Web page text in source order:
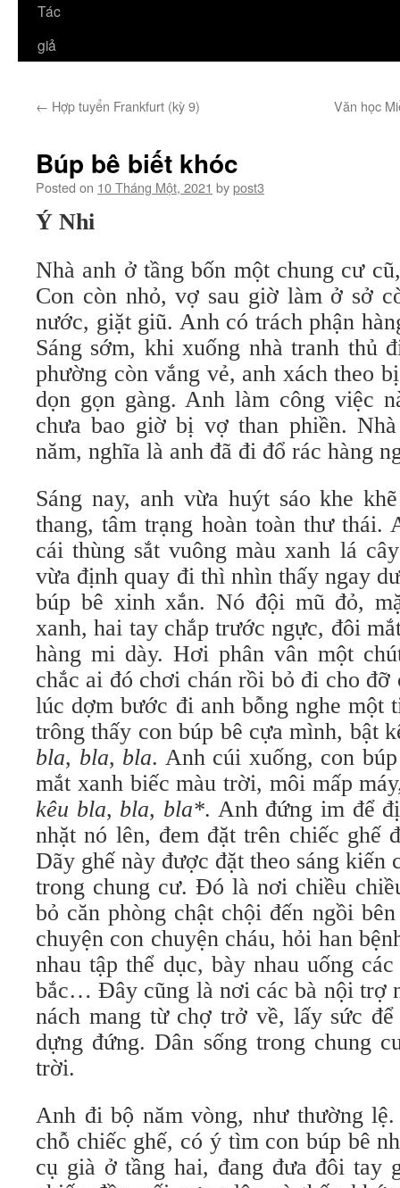
Tác
giả
← Hợp tuyển Frankfurt (kỳ 9) Văn học
Búp bê biết khóc
Posted on 10 Tháng Một, 2021 bypost3
Ý Nhi
Nhà anh ở tầng bốn một chung cư
Con còn nhỏ, vợ sau giờ làm ở sở
nước, giặt giũ. Anh có trách phận
Sáng sớm, khi xuống nhà tranh thủ
phường còn vắng vẻ, anh xách theo
dọn gọn gàng. Anh làm công việc
chưa bao giờ bị vợ than phiền.
năm, nghĩa là anh đã đi đổ rác hàng
Sáng nay, anh vừa huýt sáo khe
thang, tâm trạng hoàn toàn thư thái.
cái thùng sắt vuông màu xanh lá
vừa định quay đi thì nhìn thấy ngay
búp bê xinh xắn. Nó đội mũ đỏ,
xanh, hai tay chắp trước ngực, đôi
hàng mi dày. Hơi phân vân một
chắc ai đó chơi chán rồi bỏ đi cho đỡ
lúc dợm bước đi anh bỗng nghe một
trông thấy con búp bê cựa mình, bật
bla, bla, bla. Anh cúi xuống, con
mắt xanh biếc màu trời, môi mấp
kêu bla, bla, bla*. Anh đứng im để
nhặt nó lên, đem đặt trên chiếc ghế
Dãy ghế này được đặt theo sáng kiến
trong chung cư. Đó là nơi chiều
bỏ căn phòng chật chội đến ngồi
chuyện con chuyện cháu, hỏi han
nhau tập thể dục, bày nhau uống
bắc… Đây cũng là nơi các bà nội trợ
nách mang từ chợ trở về, lấy sức
dựng đứng. Dân sống trong chung
trời.
Anh đi bộ năm vòng, như thường
chỗ chiếc ghế, có ý tìm con búp bê
cụ già ở tầng hai, đang đưa đôi tay